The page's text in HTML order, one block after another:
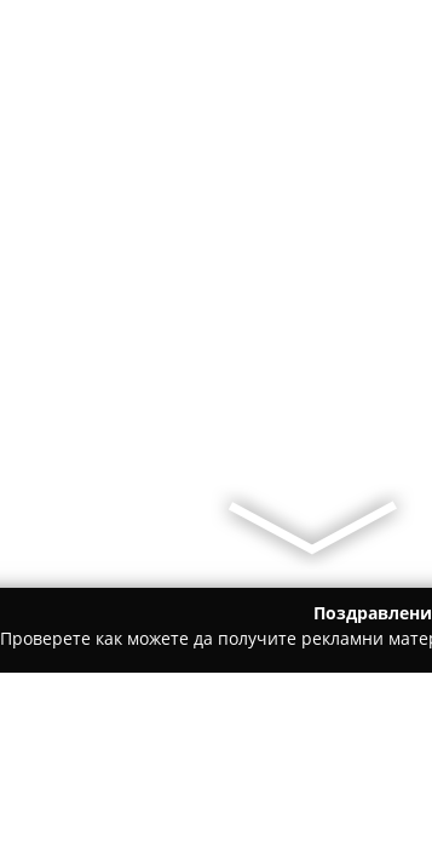
Проверете как можете да получите рекламни